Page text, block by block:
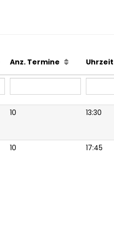
Anz. Termine Uhrzeit
10 13:30
10 17:45